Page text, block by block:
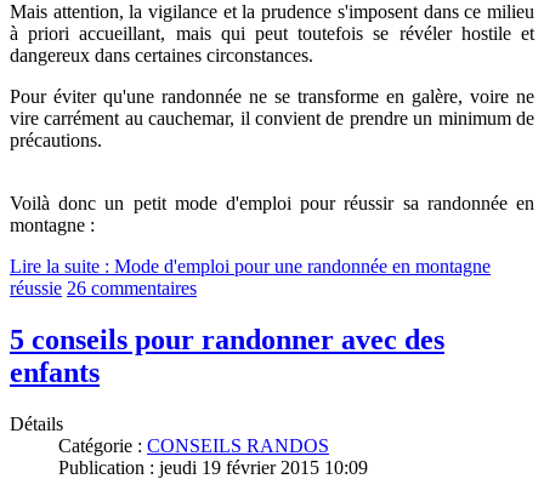
Mais attention, la vigilance et la prudence s'imposent dans ce milieu
à priori accueillant, mais qui peut toutefois se révéler hostile et
dangereux dans certaines circonstances.
Pour éviter qu'une randonnée ne se transforme en galère, voire ne
vire carrément au cauchemar, il convient de prendre un minimum de
précautions.
Voilà donc un petit mode d'emploi pour réussir sa randonnée en
montagne :
Lire la suite : Mode d'emploi pour une randonnée en montagne
réussie 26 commentaires
5 conseils pour randonner avec des
enfants
Détails
Catégorie : CONSEILS RANDOS
Publication : jeudi 19 février 2015 10:09